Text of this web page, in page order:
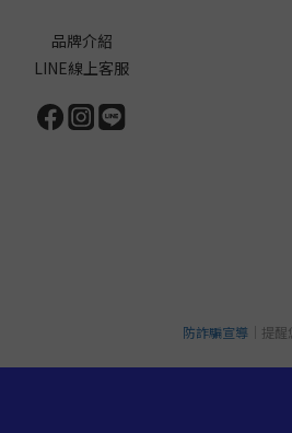
品牌介紹
LINE線上客服
防詐騙宣導 ｜提